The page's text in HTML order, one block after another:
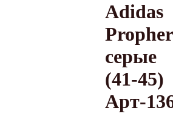
Adidas
серые
(41-45)
Арт-